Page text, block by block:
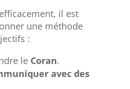
il est
une méthode
:
le Coran.
avec des